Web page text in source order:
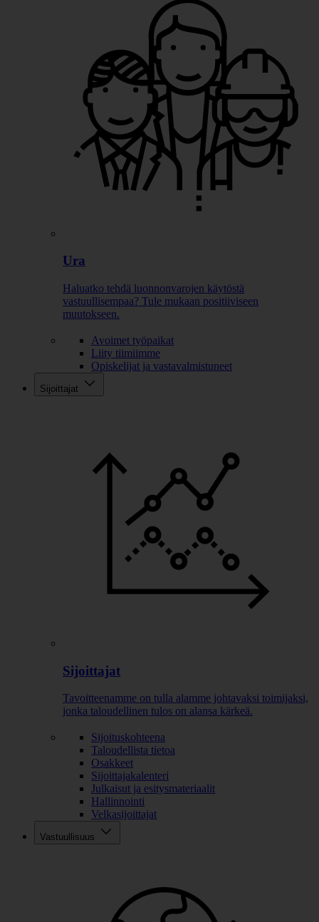
Ura
Haluatko tehdä luonnonvarojen käytöstä
vastuullisempaa? Tule mukaan positiiviseen
muutokseen.
Avoimet työpaikat
Liity tiimiimme
Opiskelijat ja vastavalmistuneet
Sijoittajat
Sijoittajat
Tavoitteenamme on tulla alamme johtavaksi toimijaksi,
jonka taloudellinen tulos on alansa kärkeä.
Sijoituskohteena
Taloudellista tietoa
Osakkeet
Sijoittajakalenteri
Julkaisut ja esitysmateriaalit
Hallinnointi
Velkasijoittajat
Vastuullisuus